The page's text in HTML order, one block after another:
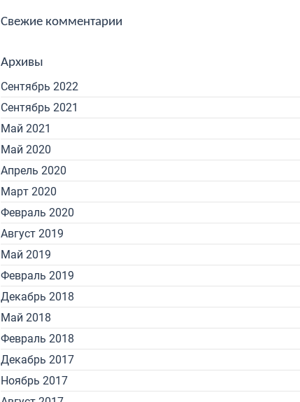
Свежие комментарии
Архивы
Сентябрь 2022
Сентябрь 2021
Май 2021
Май 2020
Апрель 2020
Март 2020
Февраль 2020
Август 2019
Май 2019
Февраль 2019
Декабрь 2018
Май 2018
Февраль 2018
Декабрь 2017
Ноябрь 2017